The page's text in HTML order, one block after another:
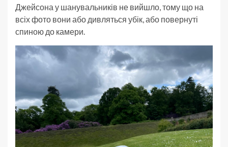
Джейсона у шанувальників не вийшло, тому що на
всіх фото вони або дивляться убік, або повернуті
спиною до камери.